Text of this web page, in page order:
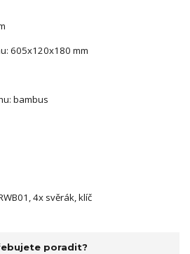
605x120x180 mm
bambus
4x svěrák, klíč
poradit?